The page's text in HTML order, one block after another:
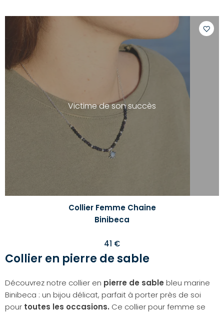
Collier en pierre de sable
Découvrez notre collier en pierre de sable bleu marine
Binibeca : un bijou délicat, parfait à porter près de soi
pour toutes les occasions. Ce collier pour femme se
Victime de son succès
Collier Femme Chaine
Binibeca
41 €